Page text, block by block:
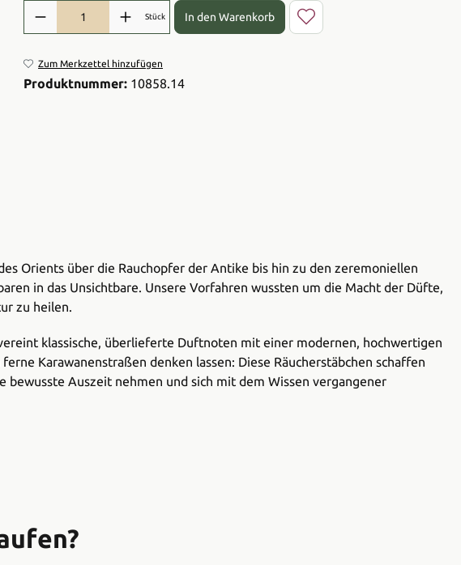
Produkt Anzahl: Gib den gewünschten Wert ein oder benutze die
Stück In den Warenkorb
Zum Merkzettel hinzufügen
Produktnummer: 10858.14
Orients über die Rauchopfer der Antike bis hin zu den zeremoniellen
in das Unsichtbare. Unsere Vorfahren wussten um die Macht der Düfte,
zu heilen.
klassische, überlieferte Duftnoten mit einer modernen, hochwertigen
Karawanenstraßen denken lassen: Diese Räucherstäbchen schaffen
bewusste Auszeit nehmen und sich mit dem Wissen vergangener